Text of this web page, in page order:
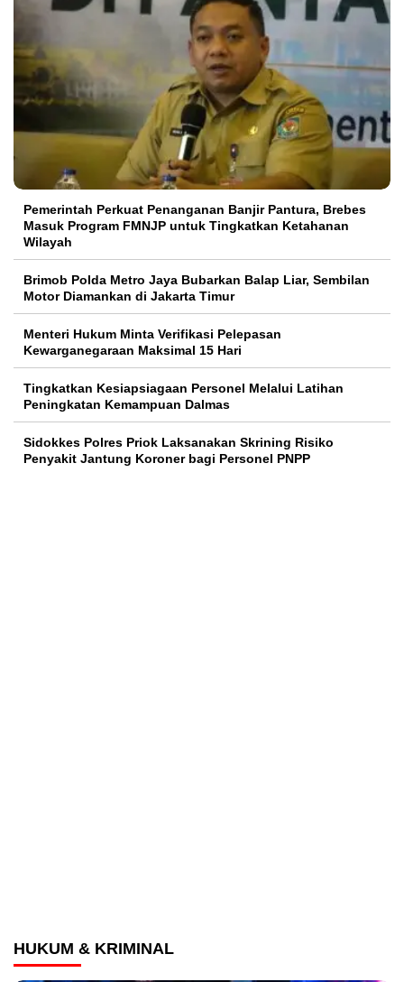
Pemerintah Perkuat Penanganan Banjir Pantura, Brebes
Masuk Program FMNJP untuk Tingkatkan Ketahanan
Wilayah
Brimob Polda Metro Jaya Bubarkan Balap Liar, Sembilan
Motor Diamankan di Jakarta Timur
Menteri Hukum Minta Verifikasi Pelepasan
Kewarganegaraan Maksimal 15 Hari
Tingkatkan Kesiapsiagaan Personel Melalui Latihan
Peningkatan Kemampuan Dalmas
Sidokkes Polres Priok Laksanakan Skrining Risiko
Penyakit Jantung Koroner bagi Personel PNPP
HUKUM & KRIMINAL